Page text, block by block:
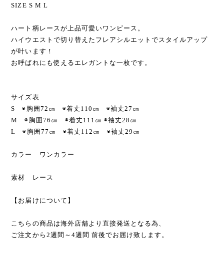
SIZE S M L
ハート柄レースが上品可愛いワンピース。
ハイウエストで切り替えたフレアシルエットでスタイルアップ
が叶います！
お呼ばれにも使えるエレガントな一枚です。
サイズ表
S ◉胸囲72㎝ ◉着丈110㎝ ◉袖丈27㎝
M ◉胸囲76㎝ ◉着丈111㎝ ◉袖丈28㎝
L ◉胸囲77㎝ ◉着丈112㎝ ◉袖丈29㎝
カラー ワンカラー
素材 レース
【お届けについて】
こちらの商品は海外店舗より直接発送となる為、
ご注文から2週間～4週間 前後でお届け致します。